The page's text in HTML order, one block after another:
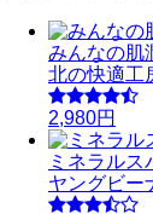
みんなの肌
北の快適工
2,980円
ミネラルス
ヤングビー